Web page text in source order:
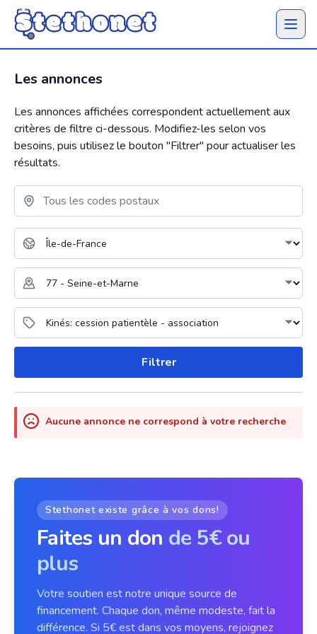
Ouvrir
Les annonces
Les annonces affichées correspondent actuellement aux
critères de filtre ci-dessous. Modifiez-les selon vos
besoins, puis utilisez le bouton "Filtrer" pour actualiser les
résultats.
Filtrer
Aucune annonce ne correspond à votre recherche
Stethonet existe grâce à vos dons!
Faites un don de 5€ ou
plus
Votre soutien est notre unique source de
financement. Chaque don, même modeste, fait la
différence. Si 5€ est dans vos moyens, rejoignez